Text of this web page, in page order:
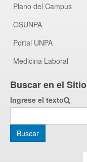
Plano del Campus
OSUNPA
Portal UNPA
Medicina Laboral
Buscar en el Sitio
Ingrese el texto
Buscar